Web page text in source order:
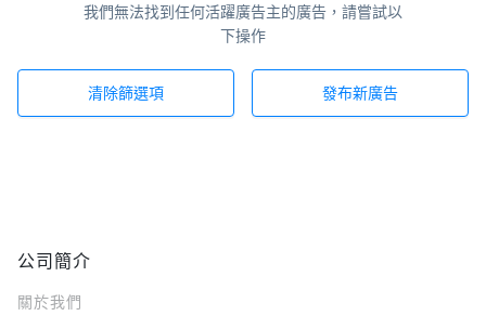
我們無法找到任何活躍廣告主的廣告，請嘗試以
下操作
清除篩選項 發布新廣告
公司簡介
關於我們